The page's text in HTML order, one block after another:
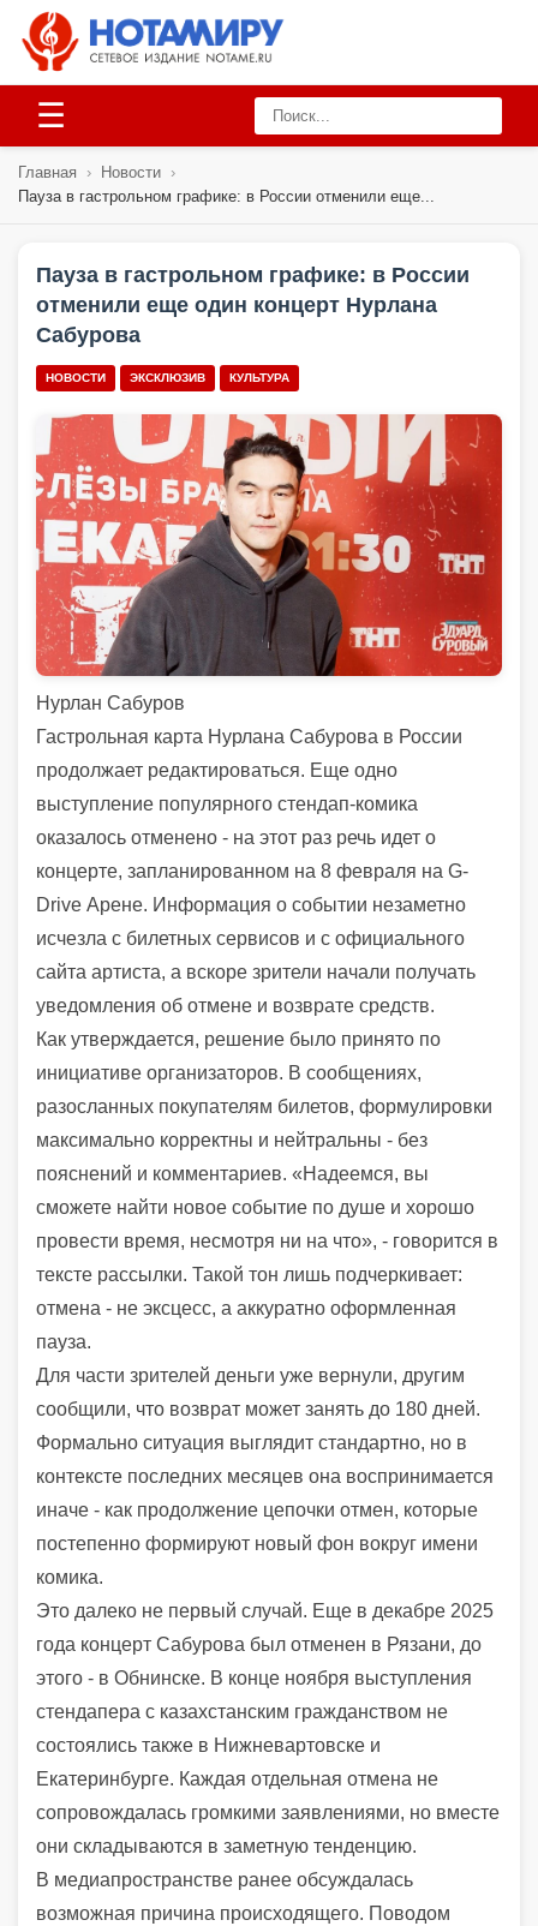
☰
Главная › Новости ›
Пауза в гастрольном графике: в России отменили еще...
Пауза в гастрольном графике: в России
отменили еще один концерт Нурлана
Сабурова
НОВОСТИ ЭКСКЛЮЗИВ КУЛЬТУРА
Нурлан Сабуров
Гастрольная карта Нурлана Сабурова в России
продолжает редактироваться. Еще одно
выступление популярного стендап-комика
оказалось отменено - на этот раз речь идет о
концерте, запланированном на 8 февраля на G-
Drive Арене. Информация о событии незаметно
исчезла с билетных сервисов и с официального
сайта артиста, а вскоре зрители начали получать
уведомления об отмене и возврате средств.
Как утверждается, решение было принято по
инициативе организаторов. В сообщениях,
разосланных покупателям билетов, формулировки
максимально корректны и нейтральны - без
пояснений и комментариев. «Надеемся, вы
сможете найти новое событие по душе и хорошо
провести время, несмотря ни на что», - говорится в
тексте рассылки. Такой тон лишь подчеркивает:
отмена - не эксцесс, а аккуратно оформленная
пауза.
Для части зрителей деньги уже вернули, другим
сообщили, что возврат может занять до 180 дней.
Формально ситуация выглядит стандартно, но в
контексте последних месяцев она воспринимается
иначе - как продолжение цепочки отмен, которые
постепенно формируют новый фон вокруг имени
комика.
Это далеко не первый случай. Еще в декабре 2025
года концерт Сабурова был отменен в Рязани, до
этого - в Обнинске. В конце ноября выступления
стендапера с казахстанским гражданством не
состоялись также в Нижневартовске и
Екатеринбурге. Каждая отдельная отмена не
сопровождалась громкими заявлениями, но вместе
они складываются в заметную тенденцию.
В медиапространстве ранее обсуждалась
возможная причина происходящего. Поводом